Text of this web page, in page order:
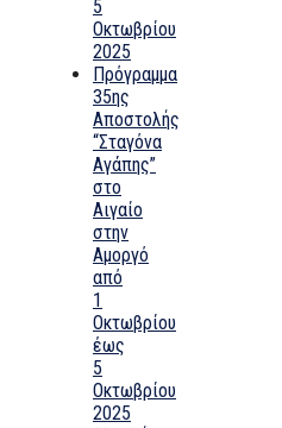
5
Οκτωβρίου
2025
Πρόγραμμα
35ης
Αποστολής
“Σταγόνα
Αγάπης”
στο
Αιγαίο
στην
Αμοργό
από
1
Οκτωβρίου
έως
5
Οκτωβρίου
2025